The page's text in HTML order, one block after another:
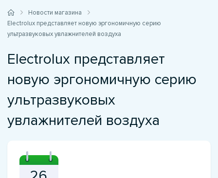
Новости магазина
Electrolux представляет новую эргономичную серию
ультразвуковых увлажнителей воздуха
Electrolux представляет
новую эргономичную серию
ультразвуковых
увлажнителей воздуха